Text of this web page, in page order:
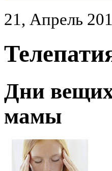
21, Апрель
Дни
мамы